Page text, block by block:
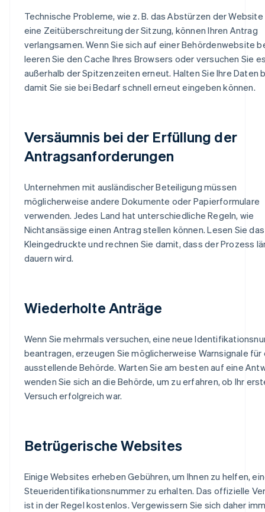
Technische Probleme, wie z. B. das Abstürzen der
eine Zeitüberschreitung der Sitzung, können Ihren Antrag
verlangsamen. Wenn Sie sich auf einer Behördenwebsite
leeren Sie den Cache Ihres Browsers oder versuchen Sie
außerhalb der Spitzenzeiten erneut. Halten Sie Ihre Daten
damit Sie sie bei Bedarf schnell erneut eingeben können.
Versäumnis bei der Erfüllung der
Antragsanforderungen
Unternehmen mit ausländischer Beteiligung müssen
möglicherweise andere Dokumente oder Papierformulare
verwenden. Jedes Land hat unterschiedliche Regeln, wie
Nichtansässige einen Antrag stellen können. Lesen Sie das
Kleingedruckte und rechnen Sie damit, dass der Prozess
dauern wird.
Wiederholte Anträge
Wenn Sie mehrmals versuchen, eine neue
beantragen, erzeugen Sie möglicherweise Warnsignale für
ausstellende Behörde. Warten Sie am besten auf eine
wenden Sie sich an die Behörde, um zu erfahren, ob Ihr
Versuch erfolgreich war.
Betrügerische Websites
Einige Websites erheben Gebühren, um Ihnen zu helfen,
Steueridentifikationsnummer zu erhalten. Das offizielle
ist in der Regel kostenlos. Vergewissern Sie sich daher